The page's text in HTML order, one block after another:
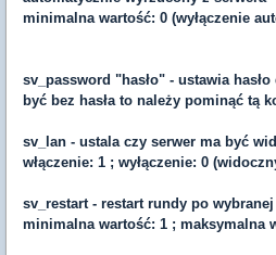
minimalna wartość: 0 (wyłączenie
sv_password "hasło" - ustawia
być bez hasła to należy pominąć tą
sv_lan - ustala czy serwer ma być
włączenie: 1 ; wyłączenie: 0
sv_restart - restart rundy po
minimalna wartość: 1 ; maksymalna